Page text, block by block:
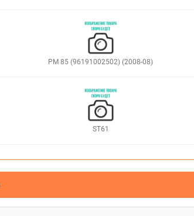
PM 85 (96191002502) (2008-08)
ST61